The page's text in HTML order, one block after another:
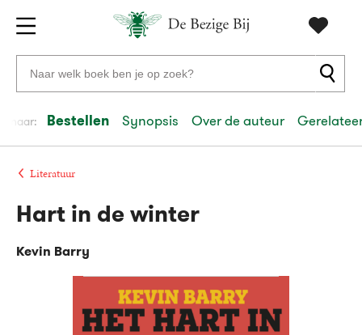
Gratis
verzending
vanaf
20
euro
Voor
23:59
volgendein
Veilig
Gratis
Zoeken
naar
auteurs
en
uitgevers
naar: Bestellen Synopsis Over de auteur
Literatuur
Hart in de winter
Kevin Barry